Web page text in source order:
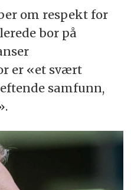
om respekt for
bor på
er «et svært
samfunn,